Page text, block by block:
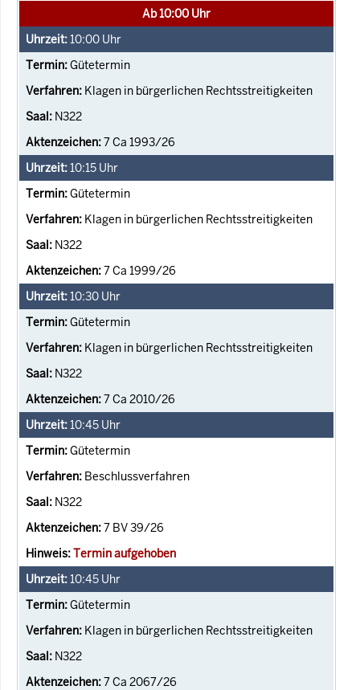
Ab 10:00 Uhr
10:00 Uhr
Gütetermin
Klagen in bürgerlichen Rechtsstreitigkeiten
N322
7 Ca 1993/26
10:15 Uhr
Gütetermin
Klagen in bürgerlichen Rechtsstreitigkeiten
N322
7 Ca 1999/26
10:30 Uhr
Gütetermin
Klagen in bürgerlichen Rechtsstreitigkeiten
N322
7 Ca 2010/26
10:45 Uhr
Gütetermin
Beschlussverfahren
N322
7 BV 39/26
Termin aufgehoben
10:45 Uhr
Gütetermin
Klagen in bürgerlichen Rechtsstreitigkeiten
N322
7 Ca 2067/26